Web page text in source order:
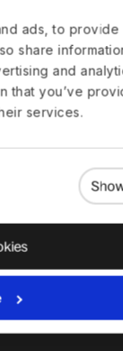
ads, to provide
share
and
that you’ve
services.